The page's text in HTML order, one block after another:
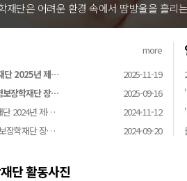
재단은 어려운 환경 속에서 땀방울을 흘리
more
단 2025년 제…
2025-11-19
보장학재단 장…
2025-09-16
단 2024년 제…
2024-11-12
장학재단 장…
2024-09-20
단 활동사진